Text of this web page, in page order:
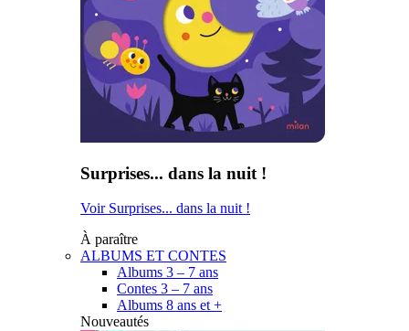
Surprises... dans la nuit !
Voir Surprises... dans la nuit !
À paraître
ALBUMS ET CONTES
Albums 3 – 7 ans
Contes 3 – 7 ans
Albums 8 ans et +
Nouveautés